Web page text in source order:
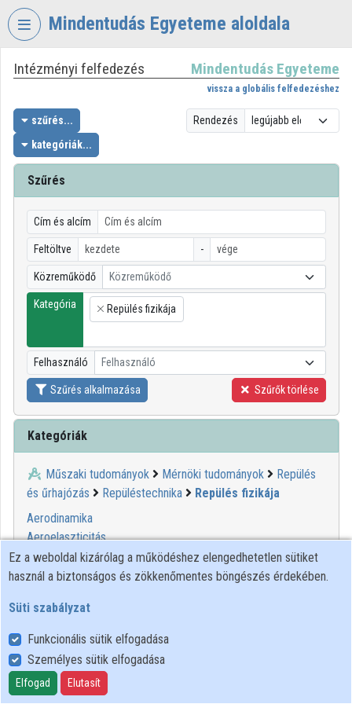
Fejléc kihagyása
Mindentudás Egyeteme aloldala
VIDEOTORIUM
MINDENTUDÁS
EGYETEME
Intézményi kezdőlap
Bejelentkezés
Intézményi felfedezés
Kategóriák
Intézményi listák
Közreműködők
Intézményi felfedezés Mindentudás Egyeteme
vissza a globális felfedezéshez
szűrés...
kategóriák...
Rendezés
Szűrés
Cím és alcím
Feltöltve -
Közreműködő Közreműködő
Kategória
×
Repülés fizikája
Felhasználó Felhasználó
Szűrés alkalmazása Szűrők törlése
Kategóriák
Műszaki tudományok Mérnöki tudományok
Repülés
és űrhajózás
Repüléstechnika
Repülés fizikája
Aerodinamika
Aeroelaszticitás
Repülésmechanika
Számítógépes áramlástan (Repülés fizikája)
00:11:06
Ez a weboldal kizárólag a működéshez elengedhetetlen sütiket
használ a biztonságos és zökkenőmentes böngészés érdekében.
Süti szabályzat
Funkcionális sütik elfogadása
Személyes sütik elfogadása
Elfogad Elutasít